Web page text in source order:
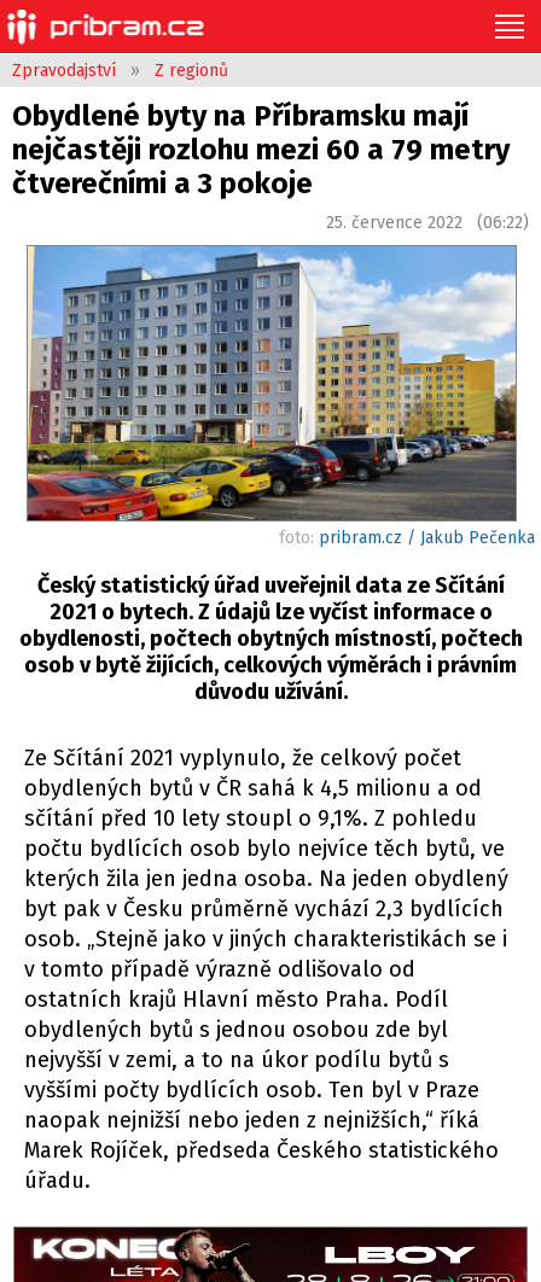
Zpravodajství » Z regionů
Obydlené byty na Příbramsku mají
nejčastěji rozlohu mezi 60 a 79 metry
čtverečními a 3 pokoje
25. července 2022 (06:22)
foto: pribram.cz / Jakub Pečenka
Český statistický úřad uveřejnil data ze Sčítání
2021 o bytech. Z údajů lze vyčíst informace o
obydlenosti, počtech obytných místností, počtech
osob v bytě žijících, celkových výměrách i právním
důvodu užívání.
Ze Sčítání 2021 vyplynulo, že celkový počet
obydlených bytů v ČR sahá k 4,5 milionu a od
sčítání před 10 lety stoupl o 9,1%. Z pohledu
počtu bydlících osob bylo nejvíce těch bytů, ve
kterých žila jen jedna osoba. Na jeden obydlený
byt pak v Česku průměrně vychází 2,3 bydlících
osob. „Stejně jako v jiných charakteristikách se i
v tomto případě výrazně odlišovalo od
ostatních krajů Hlavní město Praha. Podíl
obydlených bytů s jednou osobou zde byl
nejvyšší v zemi, a to na úkor podílu bytů s
vyššími počty bydlících osob. Ten byl v Praze
naopak nejnižší nebo jeden z nejnižších,“ říká
Marek Rojíček, předseda Českého statistického
úřadu.